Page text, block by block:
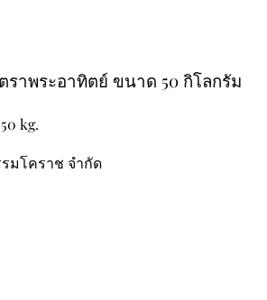
าพระอาทิตย์ ขนาด 50 กิโลกรัม
kg.
มโคราช จำกัด